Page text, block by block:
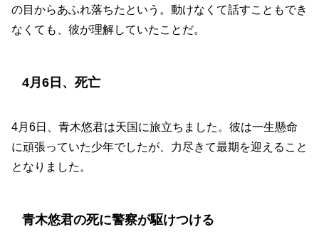
の目からあふれ落ちたという。動けなくて話すこともでき
なくても、彼が理解していたことだ。
4月6日、死亡
4月6日、青木悠君は天国に旅立ちました。彼は一生懸命
に頑張っていた少年でしたが、力尽きて最期を迎えること
となりました。
青木悠君の死に警察が駆けつける